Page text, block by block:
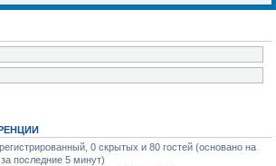
0 скрытых и 80 гостей (основано на
последние 5 минут)